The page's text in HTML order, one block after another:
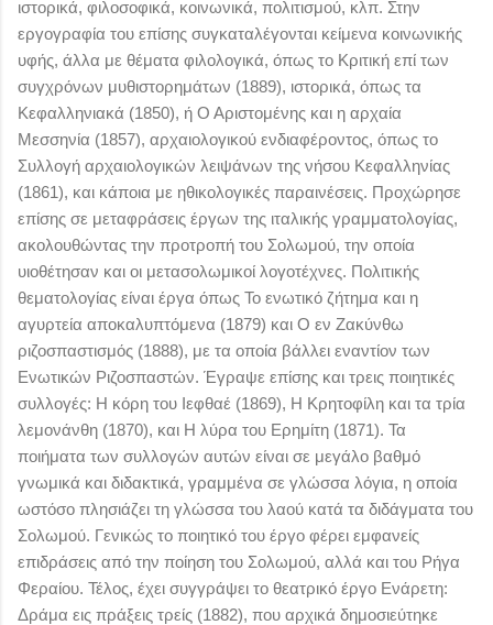
ιστορικά, φιλοσοφικά, κοινωνικά, πολιτισμού, κλπ. Στην
εργογραφία του επίσης συγκαταλέγονται κείμενα κοινωνικής
υφής, άλλα με θέματα φιλολογικά, όπως το Κριτική επί των
συγχρόνων μυθιστορημάτων (1889), ιστορικά, όπως τα
Κεφαλληνιακά (1850), ή Ο Αριστομένης και η αρχαία
Μεσσηνία (1857), αρχαιολογικού ενδιαφέροντος, όπως το
Συλλογή αρχαιολογικών λειψάνων της νήσου Κεφαλληνίας
(1861), και κάποια με ηθικολογικές παραινέσεις. Προχώρησε
επίσης σε μεταφράσεις έργων της ιταλικής γραμματολογίας,
ακολουθώντας την προτροπή του Σολωμού, την οποία
υιοθέτησαν και οι μετασολωμικοί λογοτέχνες. Πολιτικής
θεματολογίας είναι έργα όπως Το ενωτικό ζήτημα και η
αγυρτεία αποκαλυπτόμενα (1879) και Ο εν Ζακύνθω
ριζοσπαστισμός (1888), με τα οποία βάλλει εναντίον των
Ενωτικών Ριζοσπαστών. Έγραψε επίσης και τρεις ποιητικές
συλλογές: Η κόρη του Ιεφθαέ (1869), Η Κρητοφίλη και τα τρία
λεμονάνθη (1870), και Η λύρα του Ερημίτη (1871). Τα
ποιήματα των συλλογών αυτών είναι σε μεγάλο βαθμό
γνωμικά και διδακτικά, γραμμένα σε γλώσσα λόγια, η οποία
ωστόσο πλησιάζει τη γλώσσα του λαού κατά τα διδάγματα του
Σολωμού. Γενικώς το ποιητικό του έργο φέρει εμφανείς
επιδράσεις από την ποίηση του Σολωμού, αλλά και του Ρήγα
Φεραίου. Τέλος, έχει συγγράψει το θεατρικό έργο Ενάρετη:
Δράμα εις πράξεις τρείς (1882), που αρχικά δημοσιεύτηκε